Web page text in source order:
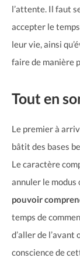
l’attente. Il faut
accepter le
leur vie, ainsi
faire de manière
Tout en
Le premier à
bâtit des bases
Le caractère
annuler le modus
pouvoir
temps de
d’aller de
conscience de